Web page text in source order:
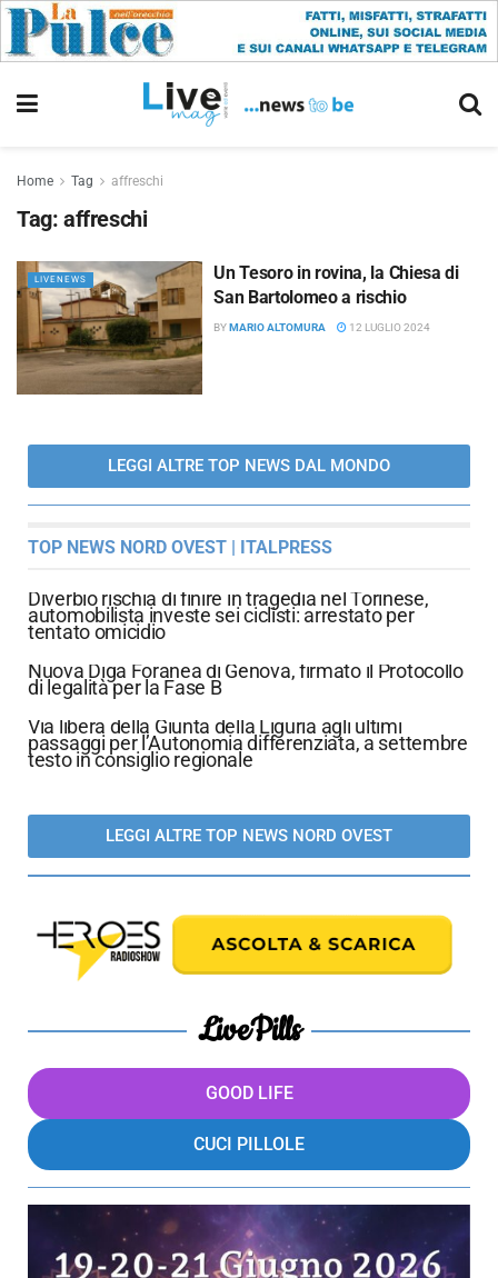
Home Tag affreschi
Tag: affreschi
LIVENEWS
Un Tesoro in rovina, la Chiesa di
San Bartolomeo a rischio
BYMARIO ALTOMURA 12 LUGLIO 2024
LEGGI ALTRE TOP NEWS DAL MONDO
TOP NEWS NORD OVEST | ITALPRESS
Diverbio rischia di finire in tragedia nel Torinese,
automobilista investe sei ciclisti: arrestato per
tentato omicidio
Nuova Diga Foranea di Genova, firmato il Protocollo
di legalità per la Fase B
Via libera della Giunta della Liguria agli ultimi
passaggi per l’Autonomia differenziata, a settembre
testo in consiglio regionale
LEGGI ALTRE TOP NEWS NORD OVEST
LivePills
GOOD LIFE
CUCI PILLOLE